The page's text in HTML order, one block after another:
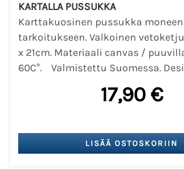
KARTALLA PUSSUKKA
Karttakuosinen pussukka moneen
tarkoitukseen. Valkoinen
x 21cm. Materiaali canvas / puuvilla
60C°. Valmistettu Suomessa.
17,90 €